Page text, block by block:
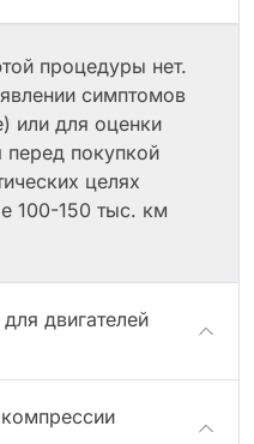
процедуры нет.
симптомов
или для оценки
перед покупкой
целях
100-150 тыс. км
двигателей